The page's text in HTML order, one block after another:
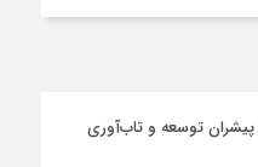
توسعه و تاب‌آوری